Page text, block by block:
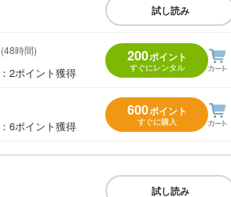
試し読み
(48時間)
：2ポイント獲得
200ポイント
すぐにレンタル
：6ポイント獲得
600ポイント
すぐに購入
試し読み